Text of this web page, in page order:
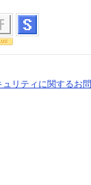
ュリティに関するお